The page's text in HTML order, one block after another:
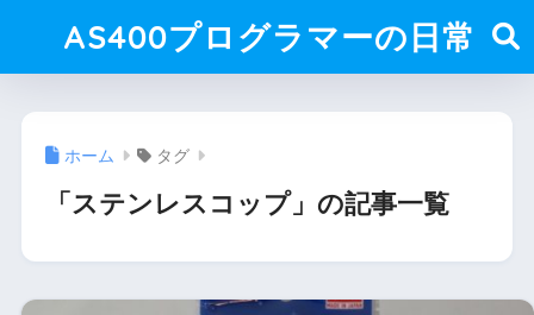
AS400プログラマーの日常
ホーム タグ
「ステンレスコップ」の記事一覧